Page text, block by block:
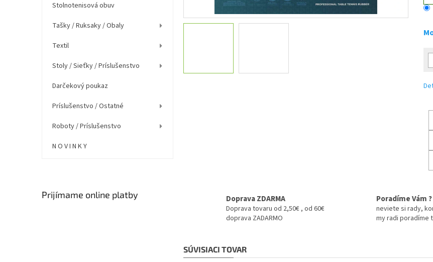
Stolnotenisová obuv
Tašky / Ruksaky / Obaly
Textil
Stoly / Sieťky / Príslušenstvo
Darčekový poukaz
Príslušenstvo / Ostatné
Roboty / Príslušenstvo
N O V I N K Y
Prijímame online platby Doprava ZDARMA
Doprava tovaru od 2,50€ , od 60€
doprava ZADARMO
Poradíme Vám ?
neviete si rady,
my radi poradíme
SÚVISIACI TOVAR